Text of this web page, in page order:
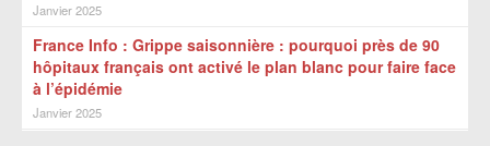
Janvier 2025
France Info : Grippe saisonnière : pourquoi près de 90
hôpitaux français ont activé le plan blanc pour faire face
à l’épidémie
Janvier 2025